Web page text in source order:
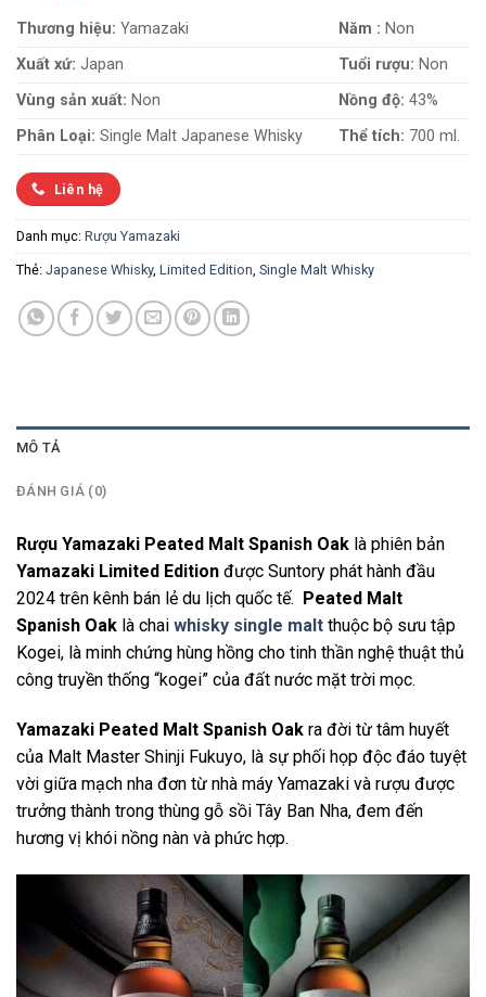
Thương hiệu: Yamazaki Năm : Non
Xuất xứ: Japan Tuổi rượu: Non
Vùng sản xuất: Non Nồng độ: 43%
Phân Loại: Single Malt Japanese Whisky Thể tích: 700 ml.
Liên hệ
Danh mục: Rượu Yamazaki
Thẻ: Japanese Whisky, Limited Edition, Single Malt Whisky
MÔ TẢ
ĐÁNH GIÁ (0)
Rượu Yamazaki Peated Malt Spanish Oak là phiên bản
Yamazaki Limited Edition được Suntory phát hành đầu
2024 trên kênh bán lẻ du lịch quốc tế.
Peated Malt
Spanish Oak là chai whisky single malt thuộc bộ sưu tập
Kogei, là minh chứng hùng hồng cho tinh thần nghệ thuật thủ
công truyền thống “kogei” của đất nước mặt trời mọc.
Yamazaki Peated Malt Spanish Oak ra đời từ tâm huyết
của Malt Master Shinji Fukuyo, là sự phối họp độc đáo tuyệt
vời giữa mạch nha đơn từ nhà máy Yamazaki và rượu được
trưởng thành trong thùng gỗ sồi Tây Ban Nha, đem đến
hương vị khói nồng nàn và phức hợp.